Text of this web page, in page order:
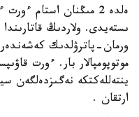
ەلدە 2 مىڭنان استام
ىستەيدى. ولاردىڭ
ورمان-پاترۋلدىك
موتوپومپالار بار. ءورت
ينتەللەكتكە نەگىزدەلگەن
ارتقان .